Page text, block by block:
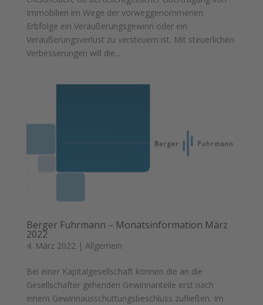
Immobilien im Wege der vorweggenommenen
Erbfolge ein Veräußerungsgewinn oder ein
Veräußerungsverlust zu versteuern ist. Mit steuerlichen
Verbesserungen will die...
Berger Fuhrmann – Monatsinformation März
2022
4. März 2022 | Allgemein
Bei einer Kapitalgesellschaft können die an die
Gesellschafter gehenden Gewinnanteile erst nach
einem Gewinnausschüttungsbeschluss zufließen. Im